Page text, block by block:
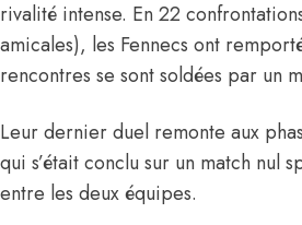
rivalité intense. En 22
amicales), les Fennecs ont
rencontres se sont soldées par un
Leur dernier duel remonte aux
qui s’était conclu sur un match nul
entre les deux équipes.